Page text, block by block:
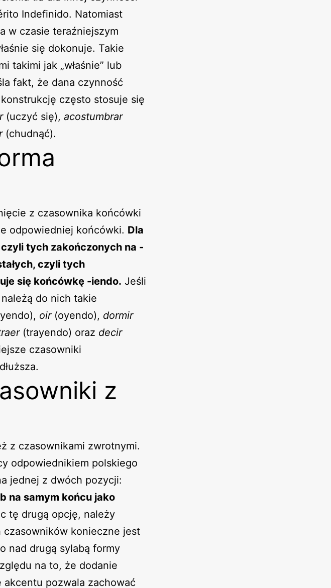
Indefinido. Natomiast
w czasie teraźniejszym
się dokonuje. Takie
takimi jak „właśnie” lub
fakt, że dana czynność
często stosuje się
(uczyć się), acostumbrar
(chudnąć).
z czasownika końcówki
odpowiedniej końcówki. Dla
tych zakończonych na -
czyli tych
się końcówkę -iendo. Jeśli
do nich takie
oir(oyendo), dormir
(trayendo) oraz decir
czasowniki
z
z czasownikami zwrotnymi.
odpowiednikiem polskiego
jednej z dwóch pozycji:
na samym końcu jako
tę drugą opcję, należy
konieczne jest
nad drugą sylabą formy
na to, że dodanie
akcentu pozwala zachować